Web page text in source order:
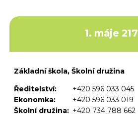
1. máje 217
Základní škola, Školní družina
Ředitelství:
+420 596 033 045
Ekonomka:
+420 596 033 019
Školní družina: +420 734 788 662